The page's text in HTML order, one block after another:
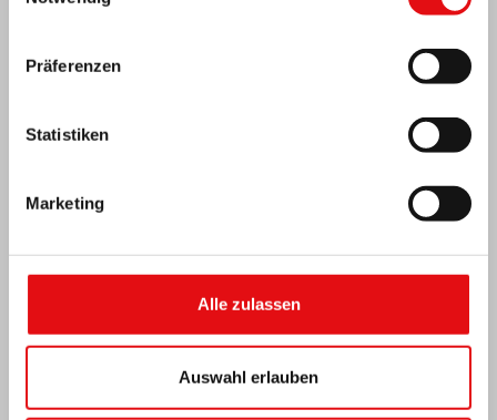
Präferenzen
Statistiken
Marketing
Alle zulassen
Auswahl erlauben
Elfenbeinküste: Doppeltes Silberjubiläum